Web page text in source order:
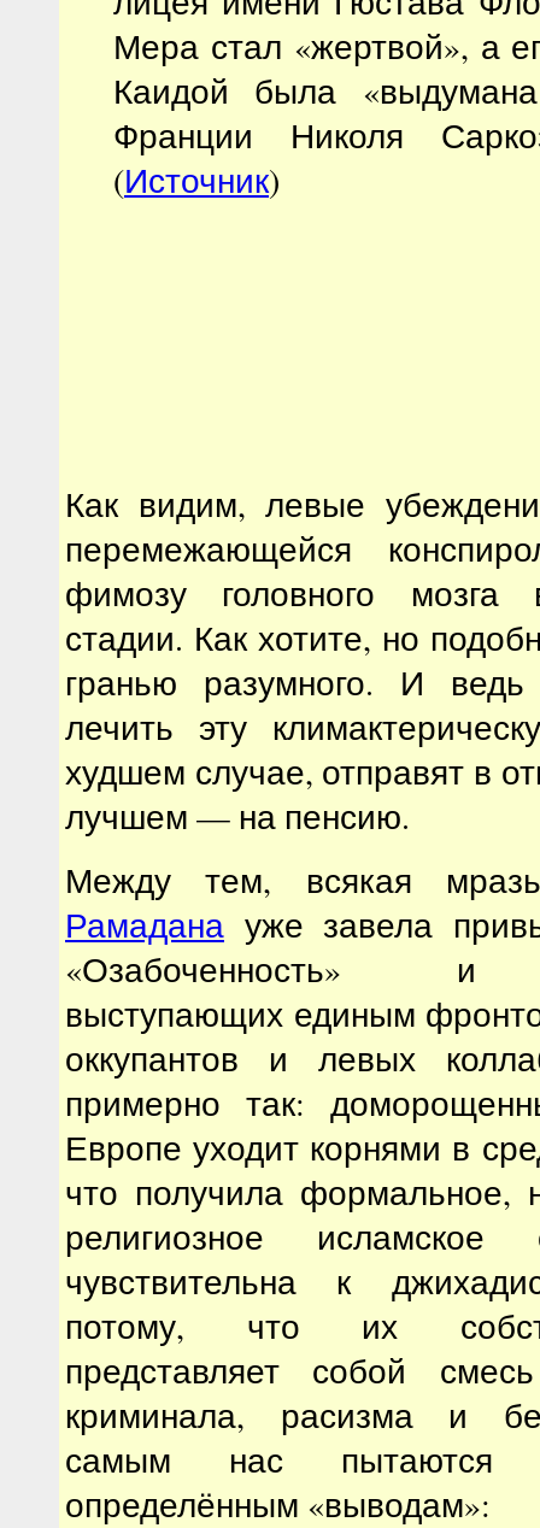
Мера стал «жертвой», а
Каидой была
Франции Николя
(Источник)
Как видим, левые
перемежающейся
фимозу головного мозга
стадии. Как хотите, но
гранью разумного. И
лечить эту
худшем случае, отправят в
лучшем — на пенсию.
Между тем, всякая
Рамадана уже завела
«Озабоченность» и
выступающих единым
оккупантов и левых
примерно так:
Европе уходит корнями в
что получила формальное,
религиозное
чувствительна к
потому, что их
представляет собой
криминала, расизма и
самым нас пытаются
определённым «выводам»: